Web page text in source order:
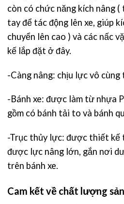
còn có chức năng kích nâng
tay để tác động lên xe, giúp
chuyển lên cao ) và các nấc
kế lắp đặt ở đây.
-Càng nâng: chịu lực vô
-Bánh xe: được làm từ nhựa
gồm có bánh tải to và bánh
-Trục thủy lực: được thiết kế
được lực nâng lớn, gắn nơi
trên bánh xe.
Cam kết về chất lượng